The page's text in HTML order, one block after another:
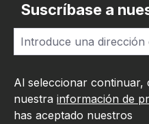
Suscríbase a
Al seleccionar continuar,
nuestra información de
has aceptado nuestros